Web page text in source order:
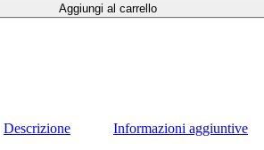
Aggiungi al carrello
Descrizione Informazioni aggiuntive